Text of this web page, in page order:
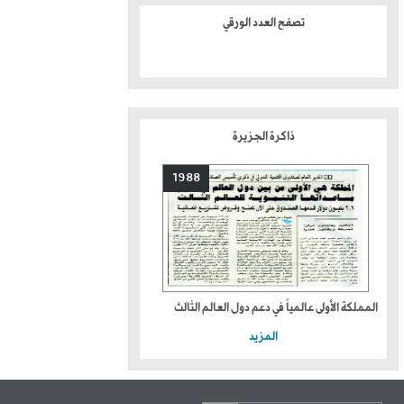
تصفح العدد الورقي
ذاكرة الجزيرة
1988
المملكة الأولى عالمياً في دعم دول العالم الثالث
المزيد